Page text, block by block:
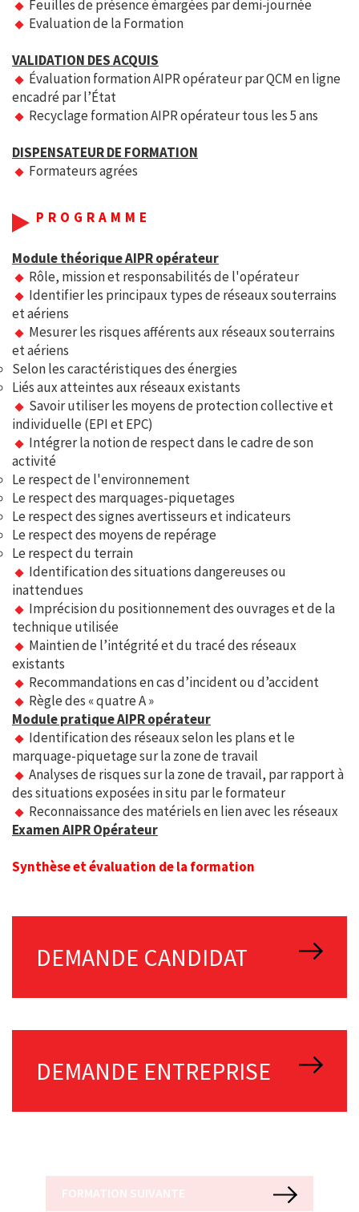
Feuilles de présence émargées par demi-journée
Evaluation de la Formation
VALIDATION DES ACQUIS
Évaluation formation AIPR opérateur par QCM en ligne
encadré par l’État
Recyclage formation AIPR opérateur tous les 5 ans
DISPENSATEUR DE FORMATION
Formateurs agrées
PROGRAMME
Module théorique AIPR opérateur
Rôle, mission et responsabilités de l'opérateur
Identifier les principaux types de réseaux souterrains
et aériens
Mesurer les risques afférents aux réseaux souterrains
et aériens
Selon les caractéristiques des énergies
Liés aux atteintes aux réseaux existants
Savoir utiliser les moyens de protection collective et
individuelle (EPI et EPC)
Intégrer la notion de respect dans le cadre de son
activité
Le respect de l'environnement
Le respect des marquages-piquetages
Le respect des signes avertisseurs et indicateurs
Le respect des moyens de repérage
Le respect du terrain
Identification des situations dangereuses ou
inattendues
Imprécision du positionnement des ouvrages et de la
technique utilisée
Maintien de l’intégrité et du tracé des réseaux
existants
Recommandations en cas d’incident ou d’accident
Règle des « quatre A »
Module pratique AIPR opérateur
Identification des réseaux selon les plans et le
marquage-piquetage sur la zone de travail
Analyses de risques sur la zone de travail, par rapport à
des situations exposées in situ par le formateur
Reconnaissance des matériels en lien avec les réseaux
Examen AIPR Opérateur
Synthèse et évaluation de la formation
FORMATION SUIVANTE
DEMANDE CANDIDAT
DEMANDE ENTREPRISE